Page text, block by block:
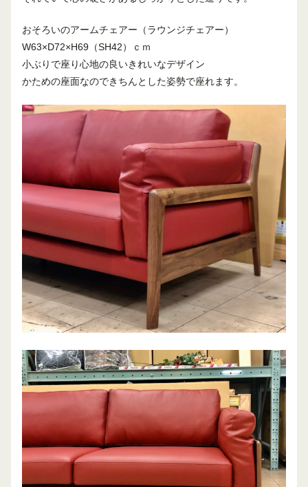
おそろいのアームチェアー（ラウンジチェアー）
W63×D72×H69（SH42）ｃｍ
小ぶりで座り心地の良いきれいなデザイン
かための座面なのできちんとした姿勢で座れます。